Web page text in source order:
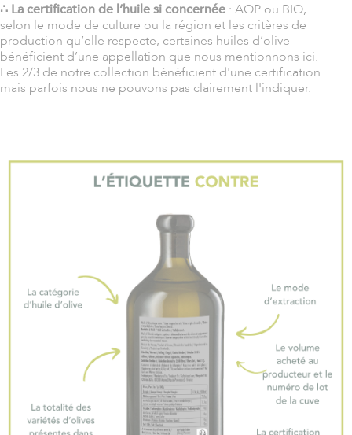
∴ La certification de l’huile si concernée : AOP ou BIO,
selon le mode de culture ou la région et les critères de
production qu’elle respecte, certaines huiles d’olive
bénéficient d’une appellation que nous mentionnons ici.
Les 2/3 de notre collection bénéficient d'une certification
mais parfois nous ne pouvons pas clairement l'indiquer.